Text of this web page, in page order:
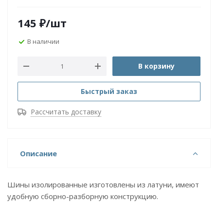
145 ₽/шт
В наличии
В корзину
Быстрый заказ
Рассчитать доставку
Описание
Шины изолированные изготовлены из латуни, имеют
удобную сборно-разборную конструкцию.